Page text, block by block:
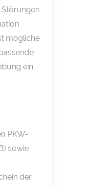
mögliche
ein.
PKW-
sowie
der